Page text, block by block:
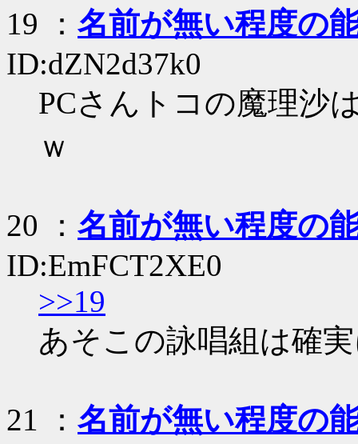
19 ： 名前が無い程度の
ID:dZN2d37k0
PCさんトコの魔理沙
ｗ
20 ： 名前が無い程度の
ID:EmFCT2XE0
>>19
あそこの詠唱組は確
21 ： 名前が無い程度の